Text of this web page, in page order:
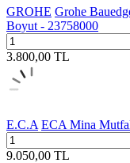
GROHE Grohe
Boyut - 23758000
3.800,00 TL
E.C.A ECA Mina
9.050,00 TL